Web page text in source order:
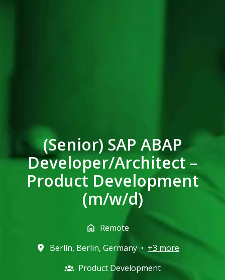
(Senior) SAP ABAP
Developer/Architect –
Product Development
(m/w/d)
Remote
Berlin, Berlin, Germany • +3 more
Product Development